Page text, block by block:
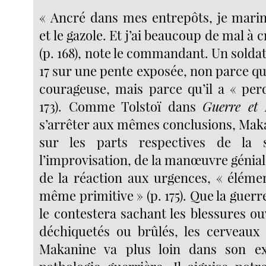
« Ancré dans mes entrepôts, je
et le gazole. Et j’ai beaucoup de mal à
(p. 168), note le commandant. Un
17 sur une pente exposée, non parce
courageuse, mais parce qu’il a «
173). Comme Tolstoï dans Guerre et
s’arrêter aux mêmes conclusions,
sur les parts respectives de la
l’improvisation, de la manœuvre
de la réaction aux urgences, «
même primitive » (p. 175). Que la
le contestera sachant les blessures
déchiquetés ou brûlés, les cerveaux
Makanine va plus loin dans son